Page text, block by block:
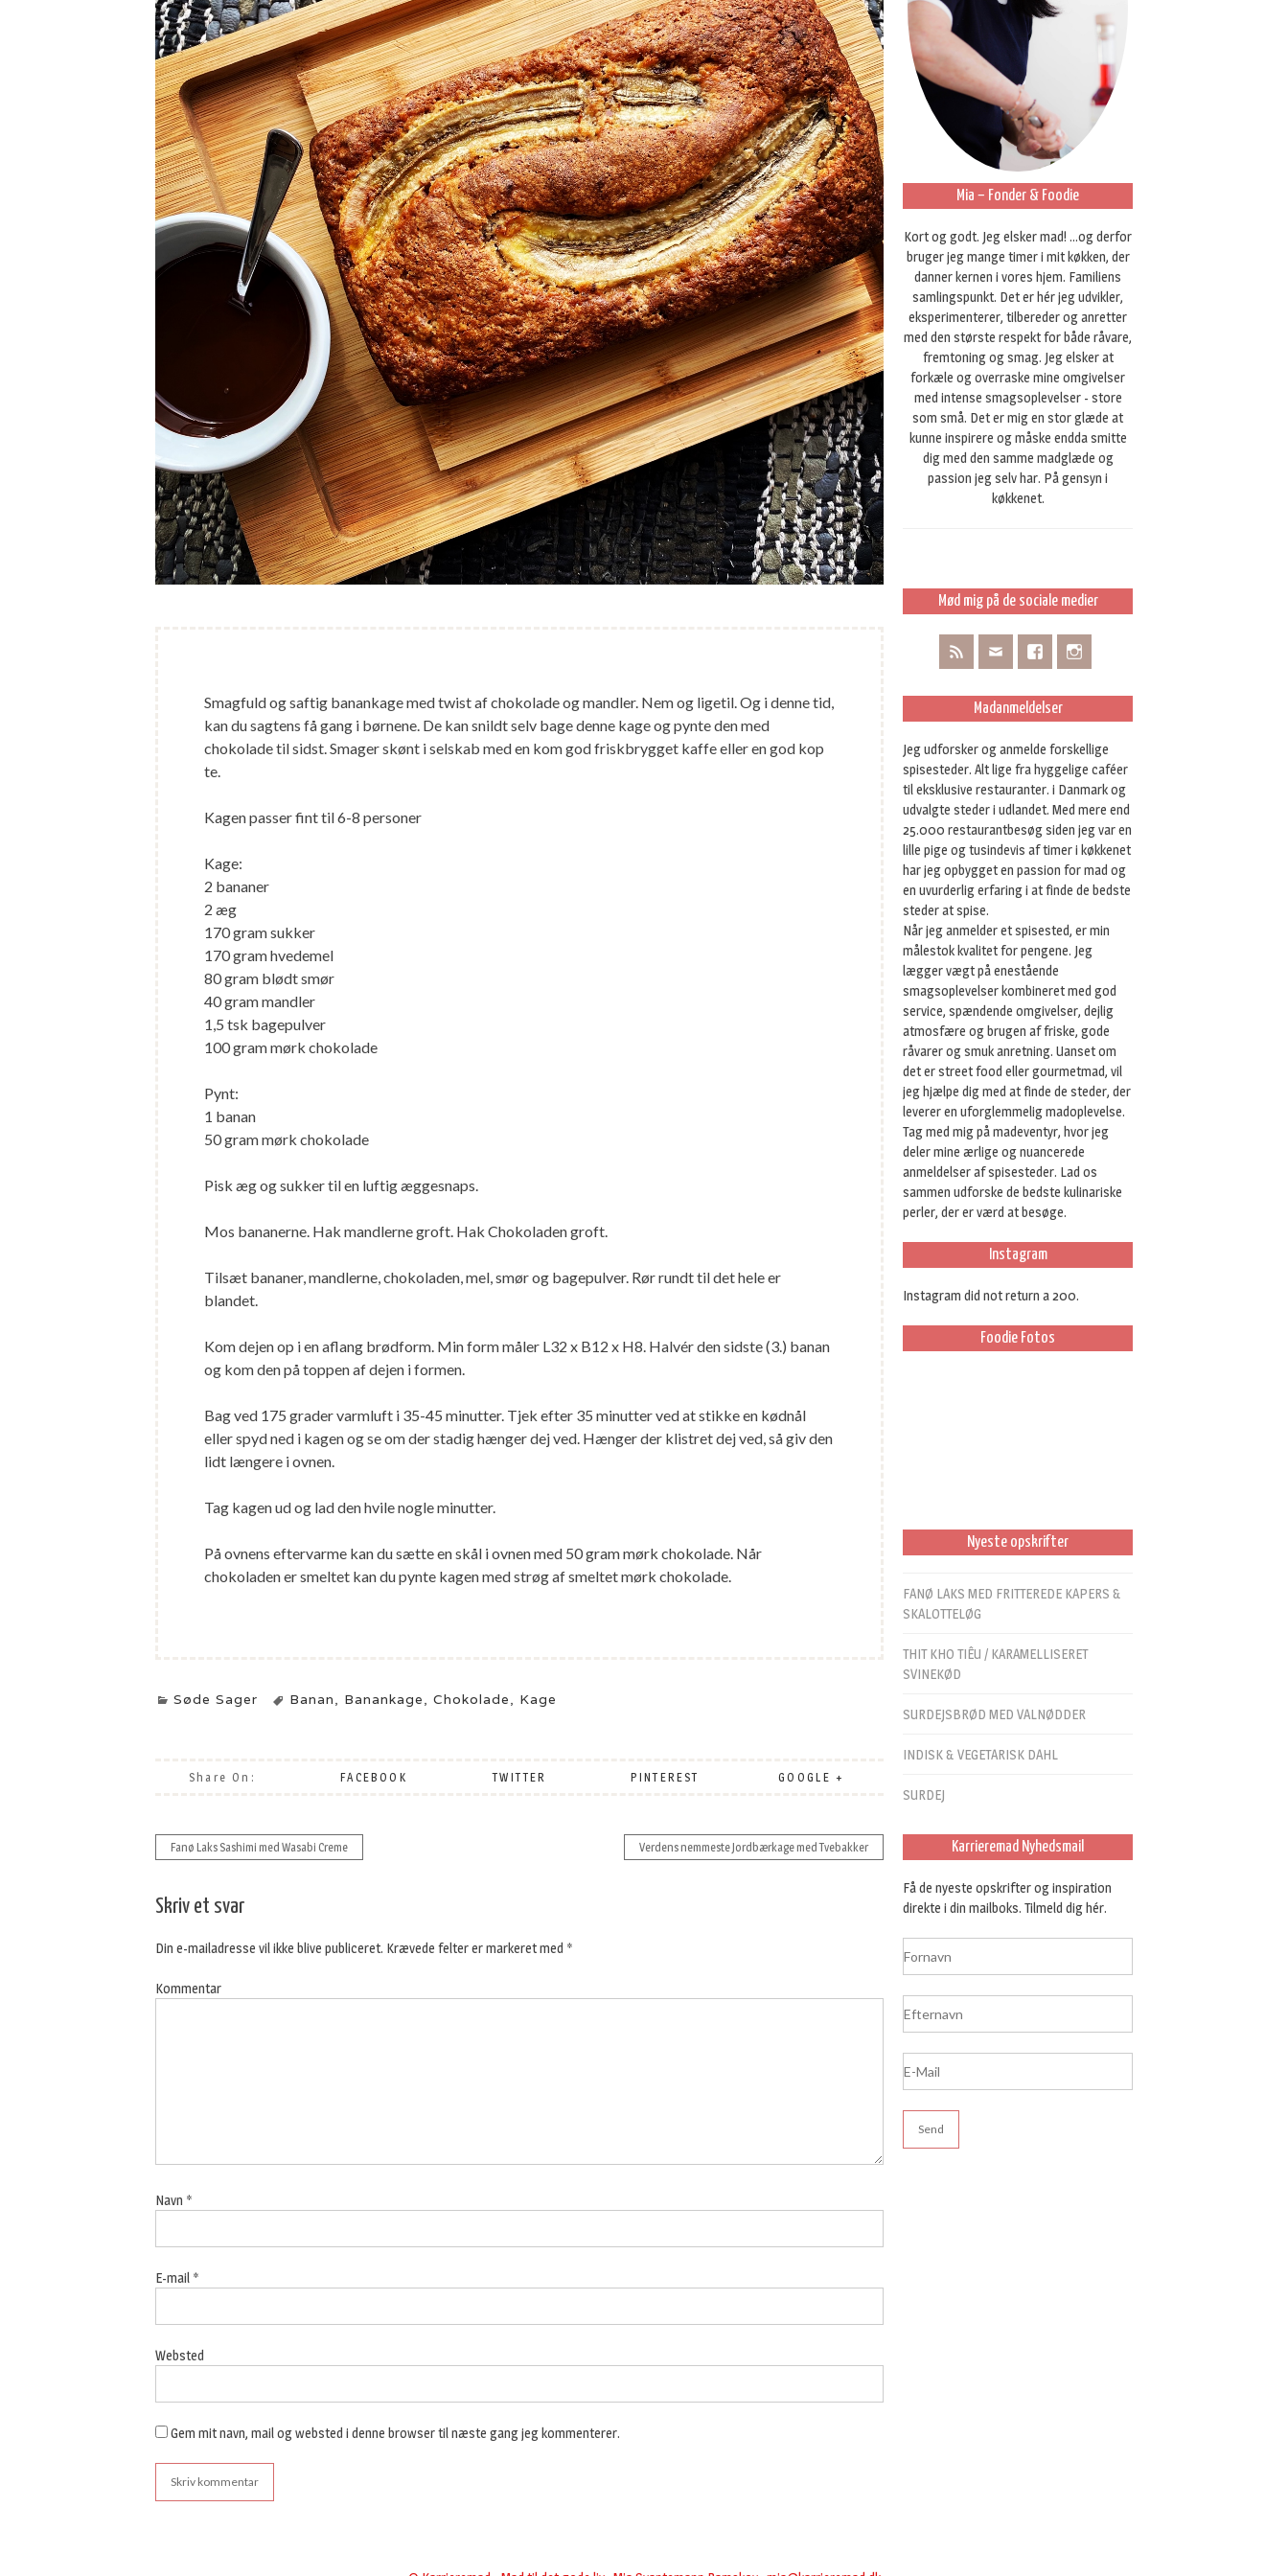
Smagfuld og saftig banankage med twist af chokolade og mandler. Nem og ligetil. Og i denne tid,
kan du sagtens få gang i børnene. De kan snildt selv bage denne kage og pynte den med
chokolade til sidst. Smager skønt i selskab med en kom god friskbrygget kaffe eller en god kop
te.
Kagen passer fint til 6-8 personer
Kage:
2 bananer
2 æg
170 gram sukker
170 gram hvedemel
80 gram blødt smør
40 gram mandler
1,5 tsk bagepulver
100 gram mørk chokolade
Pynt:
1 banan
50 gram mørk chokolade
Pisk æg og sukker til en luftig æggesnaps.
Mos bananerne. Hak mandlerne groft. Hak Chokoladen groft.
Tilsæt bananer, mandlerne, chokoladen, mel, smør og bagepulver. Rør rundt til det hele er
blandet.
Kom dejen op i en aflang brødform. Min form måler L32 x B12 x H8. Halvér den sidste (3.) banan
og kom den på toppen af dejen i formen.
Bag ved 175 grader varmluft i 35-45 minutter. Tjek efter 35 minutter ved at stikke en kødnål
eller spyd ned i kagen og se om der stadig hænger dej ved. Hænger der klistret dej ved, så giv den
lidt længere i ovnen.
Tag kagen ud og lad den hvile nogle minutter.
På ovnens eftervarme kan du sætte en skål i ovnen med 50 gram mørk chokolade. Når
chokoladen er smeltet kan du pynte kagen med strøg af smeltet mørk chokolade.
Søde Sager Banan, Banankage, Chokolade, Kage
Share On: FACEBOOK TWITTER PINTEREST GOOGLE +
Fanø Laks Sashimi med Wasabi Creme Verdens nemmeste Jordbærkage med Tvebakker
Skriv et svar
Din e-mailadresse vil ikke blive publiceret. Krævede felter er markeret med *
Kommentar
Navn *
E-mail *
Websted
Gem mit navn, mail og websted i denne browser til næste gang jeg kommenterer.
Mia – Fonder & Foodie
Kort og godt. Jeg elsker mad! ...og derfor
bruger jeg mange timer i mit køkken, der
danner kernen i vores hjem. Familiens
samlingspunkt. Det er hér jeg udvikler,
eksperimenterer, tilbereder og anretter
med den største respekt for både råvare,
fremtoning og smag. Jeg elsker at
forkæle og overraske mine omgivelser
med intense smagsoplevelser - store
som små. Det er mig en stor glæde at
kunne inspirere og måske endda smitte
dig med den samme madglæde og
passion jeg selv har. På gensyn i
køkkenet.
Mød mig på de sociale medier
Madanmeldelser
Jeg udforsker og anmelde forskellige
spisesteder. Alt lige fra hyggelige caféer
til eksklusive restauranter. i Danmark og
udvalgte steder i udlandet. Med mere end
25.000 restaurantbesøg siden jeg var en
lille pige og tusindevis af timer i køkkenet
har jeg opbygget en passion for mad og
en uvurderlig erfaring i at finde de bedste
steder at spise.
Når jeg anmelder et spisested, er min
målestok kvalitet for pengene. Jeg
lægger vægt på enestående
smagsoplevelser kombineret med god
service, spændende omgivelser, dejlig
atmosfære og brugen af friske, gode
råvarer og smuk anretning. Uanset om
det er street food eller gourmetmad, vil
jeg hjælpe dig med at finde de steder, der
leverer en uforglemmelig madoplevelse.
Tag med mig på madeventyr, hvor jeg
deler mine ærlige og nuancerede
anmeldelser af spisesteder. Lad os
sammen udforske de bedste kulinariske
perler, der er værd at besøge.
Instagram
Instagram did not return a 200.
Foodie Fotos
Nyeste opskrifter
FANØ LAKS MED FRITTEREDE KAPERS &
SKALOTTELØG
THIT KHO TIÊU / KARAMELLISERET
SVINEKØD
SURDEJSBRØD MED VALNØDDER
INDISK & VEGETARISK DAHL
SURDEJ
Karrieremad Nyhedsmail
Få de nyeste opskrifter og inspiration
direkte i din mailboks. Tilmeld dig hér.